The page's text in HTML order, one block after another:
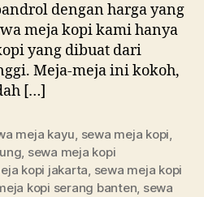
dengan harga yang
meja kopi kami hanya
yang dibuat dari
Meja-meja ini kokoh,
[…]
meja kayu, sewa meja kopi,
, sewa meja kopi
kopi jakarta, sewa meja kopi
kopi serang banten, sewa